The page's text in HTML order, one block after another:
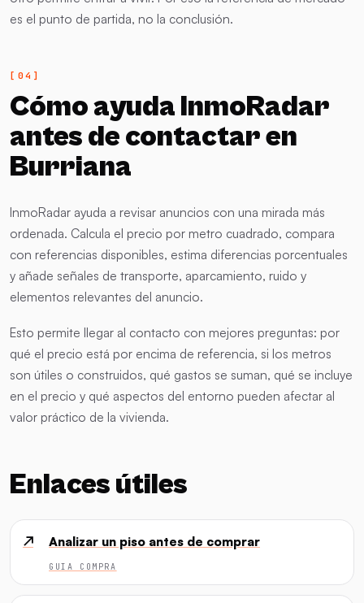
es el punto de partida, no la conclusión.
Cómo ayuda InmoRadar
antes de contactar en
Burriana
InmoRadar ayuda a revisar anuncios con una mirada más
ordenada. Calcula el precio por metro cuadrado, compara
con referencias disponibles, estima diferencias porcentuales
y añade señales de transporte, aparcamiento, ruido y
elementos relevantes del anuncio.
Esto permite llegar al contacto con mejores preguntas: por
qué el precio está por encima de referencia, si los metros
son útiles o construidos, qué gastos se suman, qué se incluye
en el precio y qué aspectos del entorno pueden afectar al
valor práctico de la vivienda.
Enlaces útiles
↗ Analizar un piso antes de comprar
GUIA COMPRA